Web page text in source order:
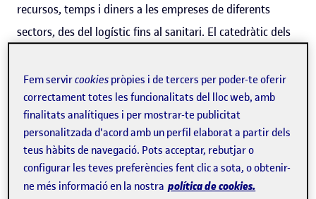
recursos, temps i diners a les empreses de diferents
sectors, des del logístic fins al sanitari. El catedràtic dels
líder del grup Wireless Networks (WiNE), de l'Internet
Interdisciplinary Institute (IN3) de la UOC,Xavier
Vilajosanacoordina la participació de la Universitat en
un nou projecte europeu que desenvolupasolucions
innovadores per millorar la localització en interiors.
DUNEfa servir tècniques d'aprenentatge profund (
Fem servircookies pròpies i de tercers per poder-te oferir
correctament totes les funcionalitats del lloc web, amb
finalitats analítiques i per mostrar-te publicitat
personalitzada d'acord amb un perfil elaborat a partir dels
teus hàbits de navegació. Pots acceptar, rebutjar o
configurar les teves preferències fent clic a sota, o obtenir-
ne més informació en la nostra política de cookies.